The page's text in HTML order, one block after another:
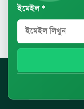
ইমেইল *